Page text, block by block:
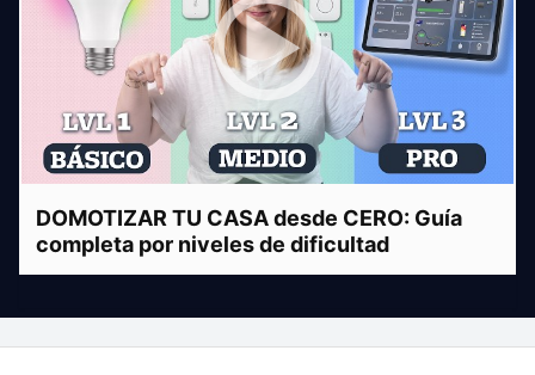
DOMOTIZAR TU CASA desde CERO: Guía
completa por niveles de dificultad